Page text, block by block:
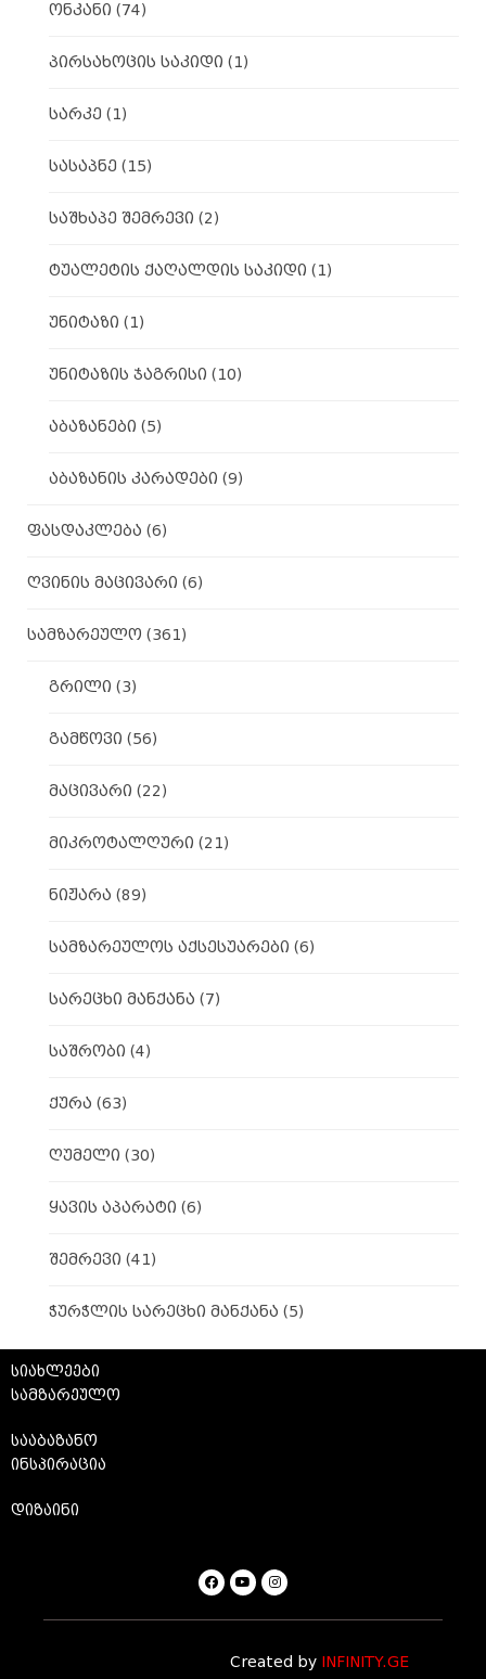
ონკანი (74)
პირსახოცის საკიდი (1)
სარკე (1)
სასაპნე (15)
საშხაპე შემრევი (2)
ტუალეტის ქაღალდის საკიდი (1)
უნიტაზი (1)
უნიტაზის ჯაგრისი (10)
აბაზანები (5)
აბაზანის კარადები (9)
ფასდაკლება (6)
ღვინის მაცივარი (6)
სამზარეულო (361)
გრილი (3)
გამწოვი (56)
მაცივარი (22)
მიკროტალღური (21)
ნიჟარა (89)
სამზარეულოს აქსესუარები (6)
სარეცხი მანქანა (7)
საშრობი (4)
ქურა (63)
ღუმელი (30)
ყავის აპარატი (6)
შემრევი (41)
ჭურჭლის სარეცხი მანქანა (5)
სიახლეები
სამზარეულო
სააბაზანო
ინსპირაცია
დიზაინი
Created by INFINITY.GE